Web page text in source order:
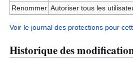
Renommer Autoriser tous les
Voir le journal des protections pour
Historique des